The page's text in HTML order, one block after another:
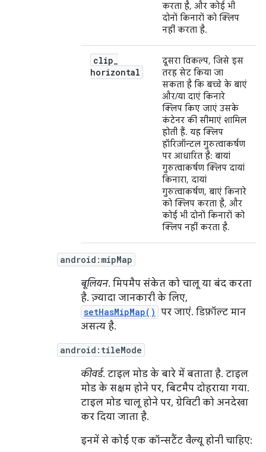
करता है, और कोई भी
दोनों किनारों को क्लिप
नहीं करता है.
clip_
horizontal
दूसरा विकल्प, जिसे इस
तरह सेट किया जा
सकता है कि बच्चे के बाएं
और/या दाएं किनारे
क्लिप किए जाएं उसके
कंटेनर की सीमाएं शामिल
होती हैं. यह क्लिप
हॉरिज़ॉन्टल गुरुत्वाकर्षण
पर आधारित है: बायां
गुरुत्वाकर्षण क्लिप दायां
किनारा, दायां
गुरुत्वाकर्षण, बाएं किनारे
को क्लिप करता है, और
कोई भी दोनों किनारों को
क्लिप नहीं करता है.
android:mipMap
बूलियन. मिपमैप संकेत को चालू या बंद करता
है. ज़्यादा जानकारी के लिए,
setHasMipMap() पर जाएं. डिफ़ॉल्ट मान
असत्य है.
android:tileMode
कीवर्ड. टाइल मोड के बारे में बताता है. टाइल
मोड के सक्षम होने पर, बिटमैप दोहराया गया.
टाइल मोड चालू होने पर, ग्रेविटी को अनदेखा
कर दिया जाता है.
इनमें से कोई एक कॉन्सटैंट वैल्यू होनी चाहिए: